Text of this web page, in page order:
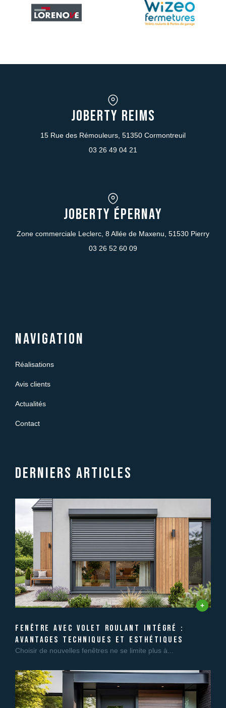
JOBERTY REIMS
15 Rue des Rémouleurs, 51350 Cormontreuil
03 26 49 04 21
JOBERTY Épernay
Zone commerciale Leclerc, 8 Allée de Maxenu, 51530 Pierry
03 26 52 60 09
Navigation
Réalisations
Avis clients
Actualités
Contact
Derniers articles
fenêtre avec volet roulant intégré :
avantages techniques et esthétiques
Choisir de nouvelles fenêtres ne se limite plus à...